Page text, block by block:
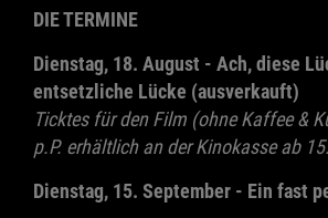
DIE TERMINE
Dienstag, 18. August - Ach, diese
entsetzliche Lücke (ausverkauft)
Ticktes für den Film (ohne Kaffee &
p.P. erhältlich an der Kinokasse ab
Dienstag, 15. September - Ein fast